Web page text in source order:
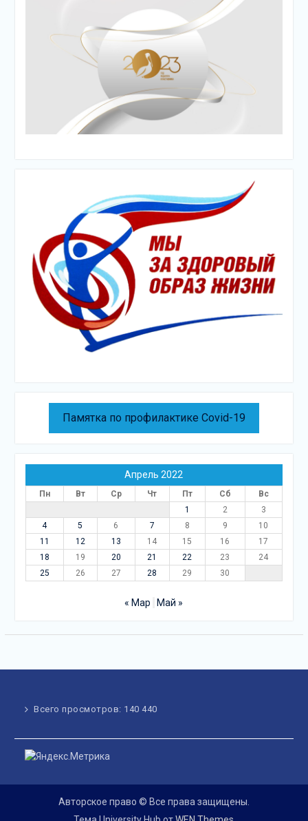
Памятка по профилактике Covid-19
Апрель 2022
Пн Вт Ср Чт Пт Сб
Вс
1
2
3
4
5 6 7 8 9
10
11
12 13 14 15 16
17
18
19 20 21 22 23
24
25
26 27 28 29 30
« Мар Май »
Всего просмотров: 140 440
Авторское право © Все права защищены.